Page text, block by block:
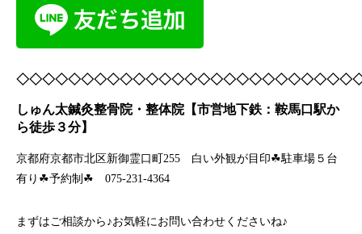
しゅん太鍼灸整骨院・整体院【市営地下鉄：鞍馬口駅か
ら徒歩３分】
京都府京都市北区新御霊口町255 白い外観が目印☘駐車場５台
有り☘予約制☘ 075-231-4364
まずはご相談から♪お気軽にお問い合わせくださいね♪